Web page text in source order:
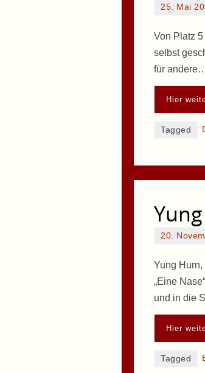
25. Mai
Von Platz
selbst
für
Hier
Tagged
20.
Yung
„Eine
und in die
Hier
Tagged